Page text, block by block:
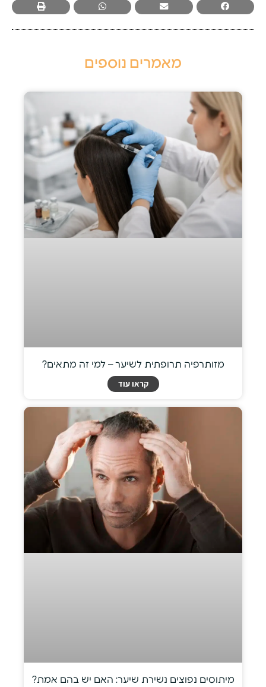
מאמרים נוספים
מזותרפיה תרופתית לשיער – למי זה מתאים?
קראו עוד
מיתוסים נפוצים נשירת שיער: האם יש בהם אמת?